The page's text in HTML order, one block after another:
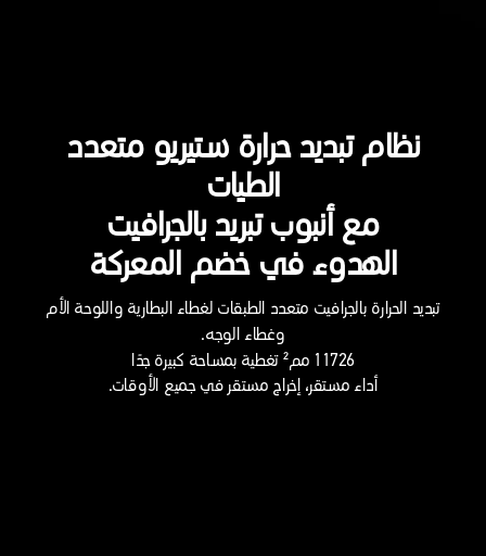
نظام تبديد حرارة ستيريو متعدد
الطيات
مع أنبوب تبريد بالجرافيت
الهدوء في خضم المعركة
تبديد الحرارة بالجرافيت متعدد الطبقات لغطاء البطارية واللوحة الأم
وغطاء الوجه.
11726 مم² تغطية بمساحة كبيرة جدًا
أداء مستقر، إخراج مستقر في جميع الأوقات.